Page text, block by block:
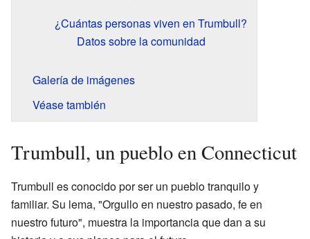
¿Cuántas personas viven en Trumbull?
Datos sobre la comunidad
Galería de imágenes
Véase también
Trumbull, un pueblo en Connecticut
Trumbull es conocido por ser un pueblo tranquilo y
familiar. Su lema, "Orgullo en nuestro pasado, fe en
nuestro futuro", muestra la importancia que dan a su